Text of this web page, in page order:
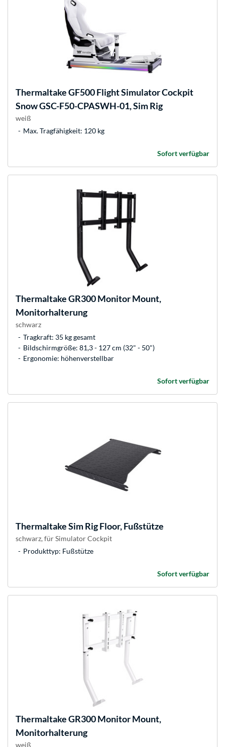
ThermaltakeGF500 Flight Simulator Cockpit
Snow GSC-F50-CPASWH-01, Sim Rig
weiß
Max. Tragfähigkeit: 120 kg
Sofort verfügbar
ThermaltakeGR300 Monitor Mount,
Monitorhalterung
schwarz
Tragkraft: 35 kg gesamt
Bildschirmgröße: 81,3 - 127 cm (32" - 50")
Ergonomie: höhenverstellbar
Sofort verfügbar
ThermaltakeSim Rig Floor, Fußstütze
schwarz, für Simulator Cockpit
Produkttyp: Fußstütze
Sofort verfügbar
ThermaltakeGR300 Monitor Mount,
Monitorhalterung
weiß